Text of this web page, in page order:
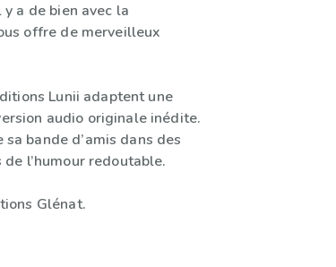
y a de bien avec la
offre de merveilleux
Lunii adaptent une
audio originale inédite.
bande d’amis dans des
l’humour redoutable.
Glénat.